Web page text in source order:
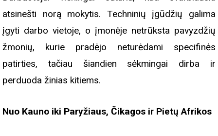
atsinešti norą mokytis. Techninių įgūdžių galima
įgyti darbo vietoje, o įmonėje netrūksta pavyzdžių
žmonių, kurie pradėjo neturėdami specifinės
patirties, tačiau šiandien sėkmingai dirba ir
perduoda žinias kitiems.
Nuo Kauno iki Paryžiaus, Čikagos ir Pietų Afrikos